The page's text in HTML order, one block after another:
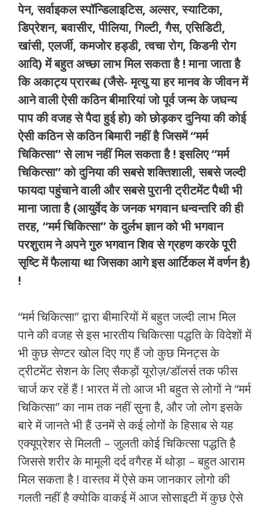
पेन, सर्वाइकल स्पॉन्डिलाइटिस, अल्सर, स्याटिका,
डिप्रेशन, बवासीर, पीलिया, गिल्टी, गैस, एसिडिटी,
खांसी, एलर्जी, कमजोर हड्डी, त्वचा रोग, किडनी रोग
आदि) में बहुत अच्छा लाभ मिल सकता है ! माना जाता है
कि अकाट्य प्रारब्ध (जैसे- मृत्यु या हर मानव के जीवन में
आने वाली ऐसी कठिन बीमारियां जो पूर्व जन्म के जघन्य
पाप की वजह से पैदा हुई हो) को छोड़कर दुनिया की कोई
ऐसी कठिन से कठिन बिमारी नहीं है जिसमें “मर्म
चिकित्सा” से लाभ नहीं मिल सकता है ! इसलिए “मर्म
चिकित्सा” को दुनिया की सबसे शक्तिशाली, सबसे जल्दी
फायदा पहुंचाने वाली और सबसे पुरानी ट्रीटमेंट पैथी भी
माना जाता है (आयुर्वेद के जनक भगवान धन्वन्तरि की ही
तरह, “मर्म चिकित्सा” के दुर्लभ ज्ञान को भी भगवान
परशुराम ने अपने गुरु भगवान शिव से ग्रहण करके पूरी
सृष्टि में फैलाया था जिसका आगे इस आर्टिकल में वर्णन है)
!
“मर्म चिकित्सा” द्वारा बीमारियों में बहुत जल्दी लाभ मिल
पाने की वजह से इस भारतीय चिकित्सा पद्धति के विदेशों में
भी कुछ सेण्टर खोल दिए गए हैं जो कुछ मिनट्स के
ट्रीटमेंट सेशन के लिए सैकड़ों यूरोज़/डॉलर्स तक फीस
चार्ज कर रहें हैं ! भारत में तो आज भी बहुत से लोगों ने “मर्म
चिकित्सा” का नाम तक नहीं सुना है, और जो लोग इसके
बारे में जानते भी हैं उनमें से कई लोगों के हिसाब से यह
एक्यूप्रेशर से मिलती – जुलती कोई चिकित्सा पद्धति है
जिससे शरीर के मामूली दर्द वगैरह में थोड़ा – बहुत आराम
मिल सकता है ! वास्तव में ऐसे कम जानकार लोगो की
गलती नहीं है क्योकि वाकई में आज सोसाइटी में कुछ ऐसे